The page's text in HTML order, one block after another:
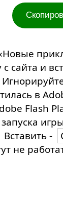
с сайта и
в
Flash
Вставить -
не